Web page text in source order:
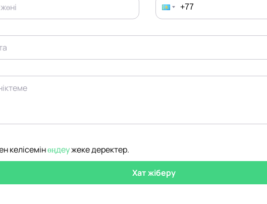
келісемінөңдеужеке деректер.
Хат жіберу